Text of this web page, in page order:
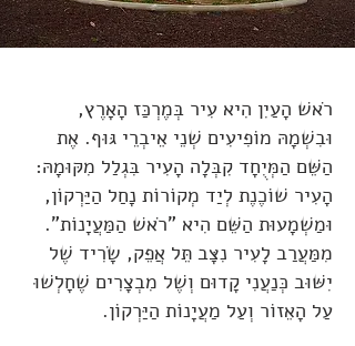
רֹאשׁ הָעַיִן הִיא עִיר בְּמֶרְכַּז הָאָרֶץ,
וּבִשְׁמָהּ מוֹפִיעִים שְׁנֵי אֵיבְרֵי גּוּף. אֶת
הַשֵּׁם הַמְּיֻחָד קִבְּלָה הָעִיר בִּגְלַל מִקּוּמָהּ:
הָעִיר שׁוֹכֶנֶת לְיַד מְקוֹרוֹת נָחַל הַיַּרְקוֹן,
וּמַשְׁמָעוּת הַשֵּׁם הִיא "רֹאשׁ הַמַּעֲיָנוֹת".
מִמַּעֲרַב לָעִיר נִצָּב תֵּל אֲפֵק, שָׂרִיד שֶׁל
יִשּׁוּב כְּנַעֲנִי קָדוּם וְשֶׁל מִבְצָרִים שֶׁחָלְשׁוּ
עַל הָאֵזוֹר וְעַל מַעֲיָנוֹת הַיַּרְקוֹן.